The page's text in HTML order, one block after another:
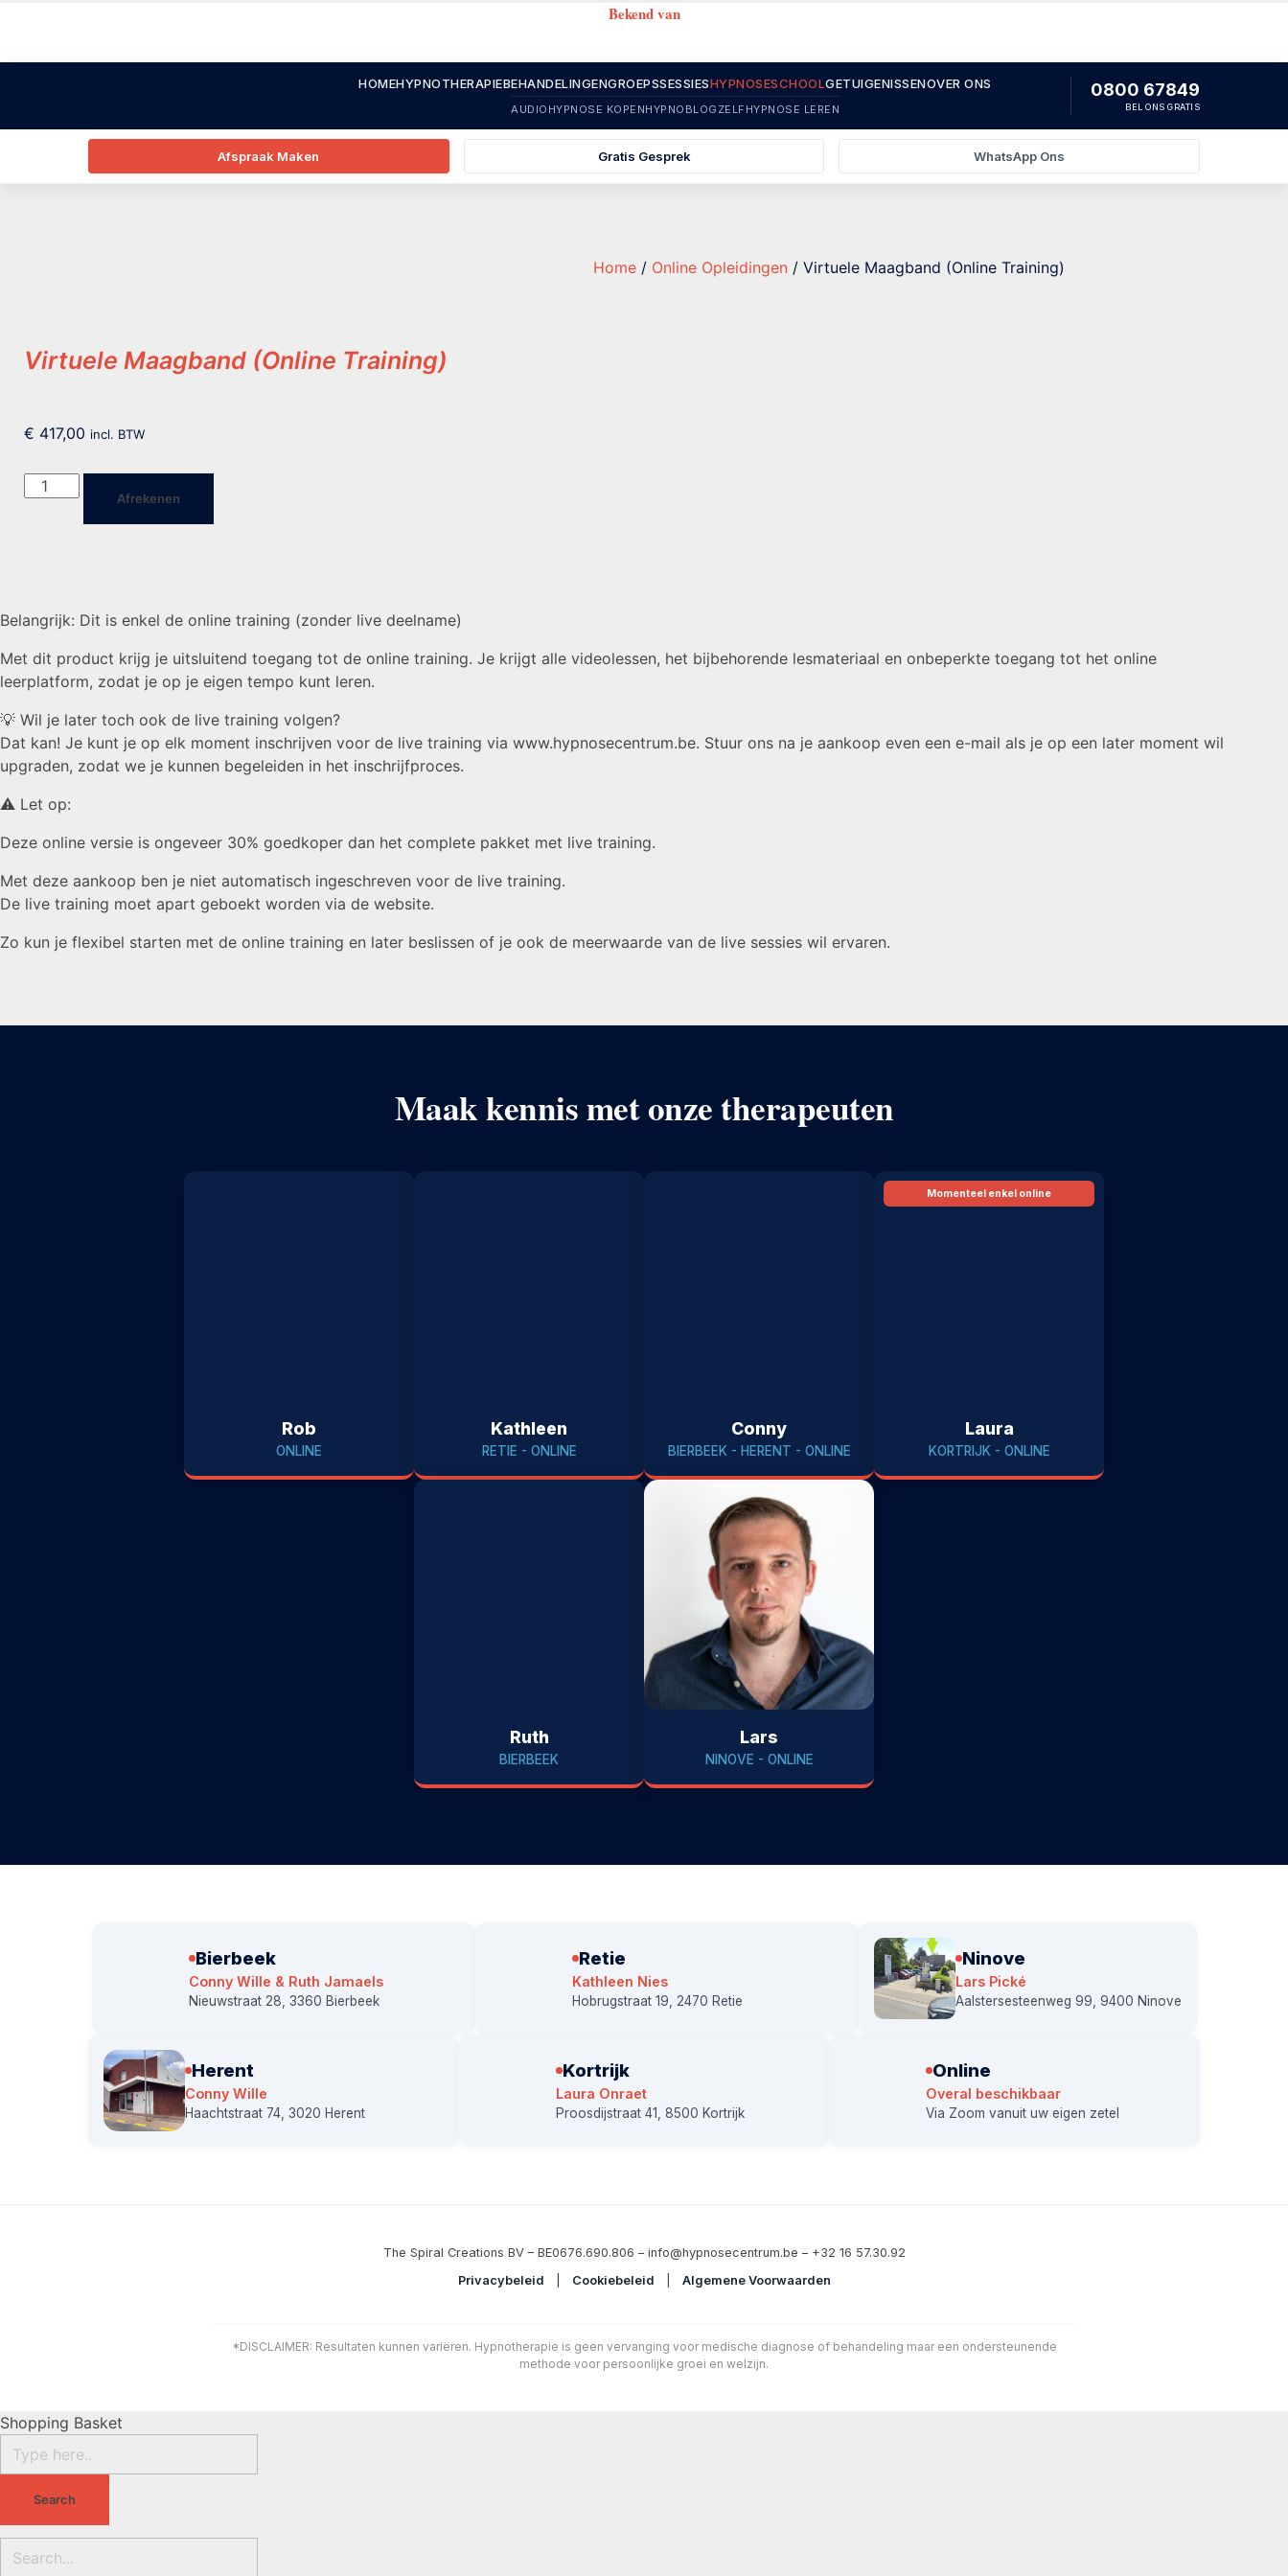
Bekend van
HOMEHYPNOTHERAPIEBEHANDELINGENGROEPSSESSIESHYPNOSESCHOOLGETUIGENISSENOVER ONS
AUDIOHYPNOSE KOPENHYPNOBLOG ZELFHYPNOSE LEREN
0800 67849
BEL ONS GRATIS
Afspraak Maken Gratis Gesprek WhatsApp Ons
Home/ Online Opleidingen / Virtuele Maagband (Online Training)
Virtuele Maagband (Online Training)
€ 417,00 incl. BTW
Virtuele
Afrekenen
Belangrijk: Dit is enkel de online training (zonder live deelname)
Met dit product krijg je uitsluitend toegang tot de online training. Je krijgt alle videolessen, het bijbehorende lesmateriaal en onbeperkte toegang tot het online
leerplatform, zodat je op je eigen tempo kunt leren.
💡 Wil je later toch ook de live training volgen?
Dat kan! Je kunt je op elk moment inschrijven voor de live training via www.hypnosecentrum.be. Stuur ons na je aankoop even een e-mail als je op een later moment wil
upgraden, zodat we je kunnen begeleiden in het inschrijfproces.
⚠️ Let op:
Deze online versie is ongeveer 30% goedkoper dan het complete pakket met live training.
Met deze aankoop ben je niet automatisch ingeschreven voor de live training.
De live training moet apart geboekt worden via de website.
Zo kun je flexibel starten met de online training en later beslissen of je ook de meerwaarde van de live sessies wil ervaren.
Maak kennis met onze therapeuten
Rob
ONLINE
Kathleen
RETIE - ONLINE
Conny
BIERBEEK - HERENT - ONLINE
Momenteel enkel online
Laura
KORTRIJK - ONLINE
Ruth
BIERBEEK
Lars
NINOVE - ONLINE
Bierbeek
Conny Wille & Ruth Jamaels
Nieuwstraat 28, 3360 Bierbeek
Retie
Kathleen Nies
Hobrugstraat 19, 2470 Retie
Ninove
Lars Pické
Aalstersesteenweg 99, 9400 Ninove
Herent
Conny Wille
Haachtstraat 74, 3020 Herent
Kortrijk
Laura Onraet
Proosdijstraat 41, 8500 Kortrijk
Online
Overal beschikbaar
Via Zoom vanuit uw eigen zetel
The Spiral Creations BV – BE0676.690.806 – info@hypnosecentrum.be – +32 16 57.30.92
Privacybeleid
Cookiebeleid Algemene Voorwaarden
*DISCLAIMER: Resultaten kunnen variëren. Hypnotherapie is geen vervanging voor medische diagnose of behandeling maar een ondersteunende
methode voor persoonlijke groei en welzijn.
Shopping Basket